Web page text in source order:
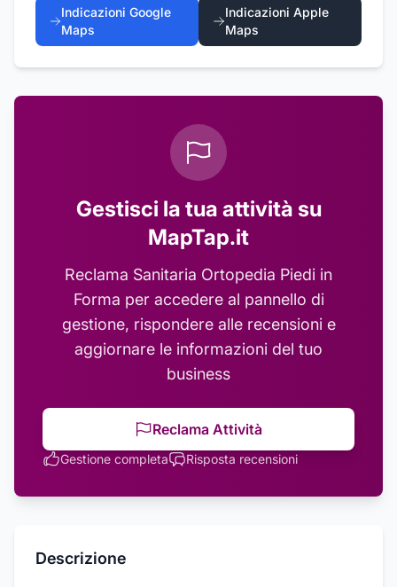
Indicazioni Google
Maps
Indicazioni Apple
Maps
Gestisci la tua attività su
MapTap.it
Reclama Sanitaria Ortopedia Piedi in
Forma per accedere al pannello di
gestione, rispondere alle recensioni e
aggiornare le informazioni del tuo
business
Reclama Attività
Gestione completa Risposta recensioni
Descrizione